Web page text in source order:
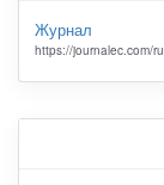
Журнал
https://journalec.com/